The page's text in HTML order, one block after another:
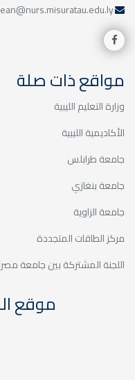
مواقع ذات صلة
وزارة التعليم الليبية
الأكاديمية الليبية
جامعة طرابلس
جامعة بنغازي
جامعة الزاوية
مركز الطاقات المتجددة
اللجنة المشتركة بين جامعة
موقع